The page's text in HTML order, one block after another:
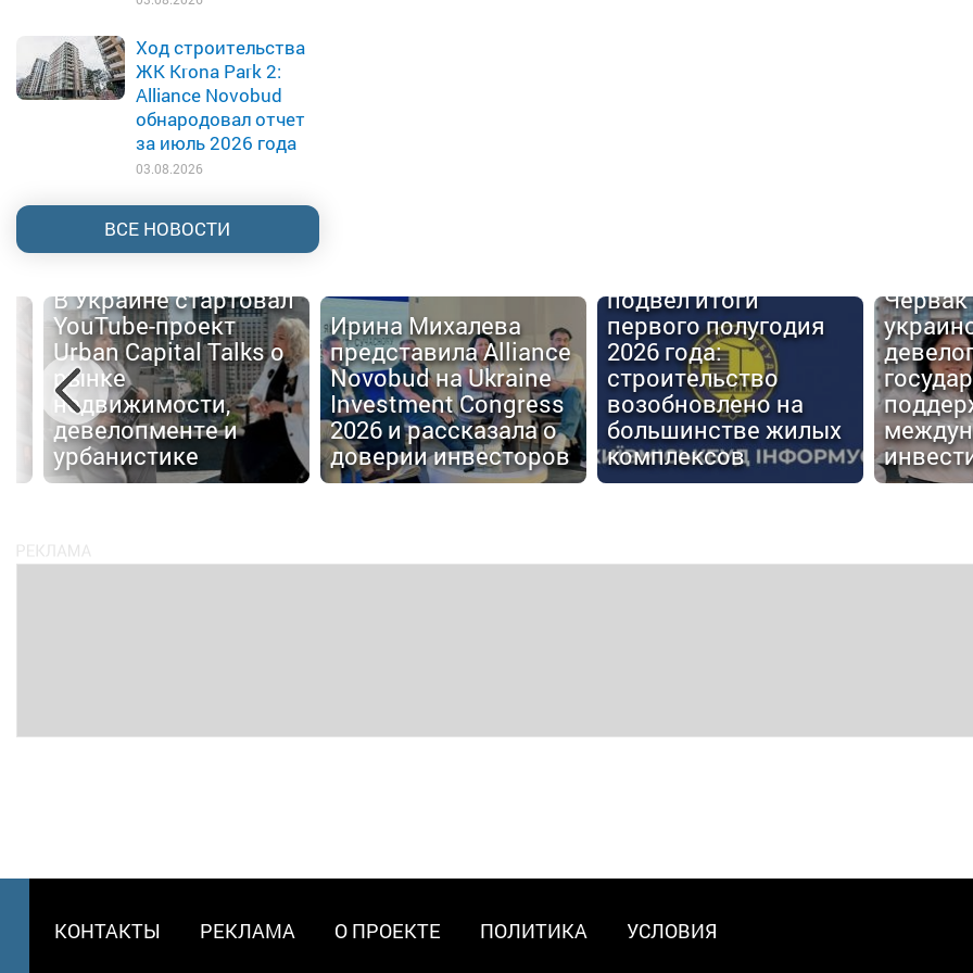
Ход строительства
ЖК Krona Park 2:
Alliance Novobud
обнародовал отчет
за июль 2026 года
03.08.2026
ВСЕ НОВОСТИ
В Украине стартовал
YouTube-проект
Urban Capital Talks о
рынке
недвижимости,
девелопменте и
урбанистике
Ирина Михалева
представила Alliance
Novobud на Ukraine
Investment Congress
2026 и рассказала о
доверии инвесторов
подвел итоги
первого полугодия
2026 года:
строительство
возобновлено на
большинстве жилых
комплексов
МЕНЮ
КОНТАКТЫ РЕКЛАМА О ПРОЕКТЕ ПОЛИТИКА УСЛОВИЯ